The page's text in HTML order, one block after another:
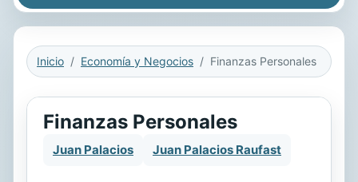
Inicio Economía y Negocios Finanzas Personales
Finanzas Personales
Juan Palacios Juan Palacios Raufast